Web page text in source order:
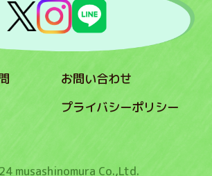
お問い合わせ
プライバシーポリシー
musashinomura Co.,Ltd.